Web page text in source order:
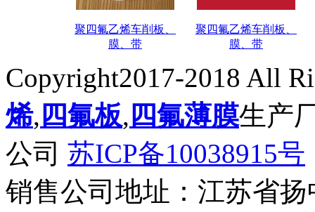
聚四氟乙烯车削板、
膜、带
聚四氟乙烯车削板、
膜、带
Copyright2017-2018 All
烯, 四氟板, 四氟薄膜生产
公司 苏ICP备10038915号
销售公司地址：江苏省